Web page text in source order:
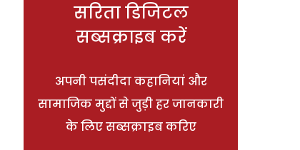
सरिता डिजिटल
सब्सक्राइब करें
अपनी पसंदीदा कहानियां और
सामाजिक मुद्दों से जुड़ी हर जानकारी
के लिए सब्सक्राइब करिए